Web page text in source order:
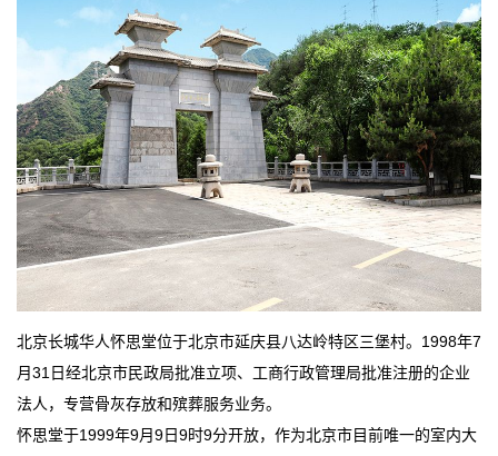
北京长城华人怀思堂位于北京市延庆县八达岭特区三堡村。1998年7
月31日经北京市民政局批准立项、工商行政管理局批准注册的企业
法人，专营骨灰存放和殡葬服务业务。
怀思堂于1999年9月9日9时9分开放，作为北京市目前唯一的室内大